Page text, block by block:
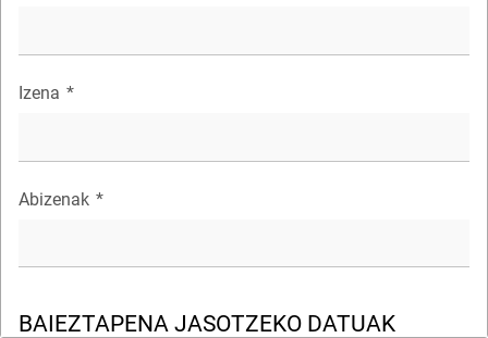
Izena *
Abizenak *
BAIEZTAPENA JASOTZEKO DATUAK